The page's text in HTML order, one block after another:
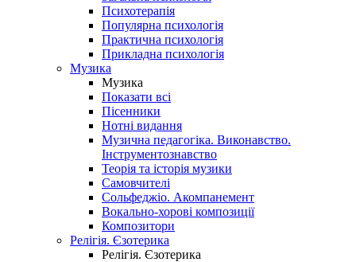
Психотерапія
Популярна психологія
Практична психологія
Прикладна психологія
Музика
Музика
Показати всі
Пісенники
Нотні видання
Музична педагогіка. Виконавство.
Інструментознавство
Теорія та історія музики
Самовчителі
Сольфеджіо. Акомпанемент
Вокально-хорові композиції
Композитори
Релігія. Єзотерика
Релігія. Єзотерика